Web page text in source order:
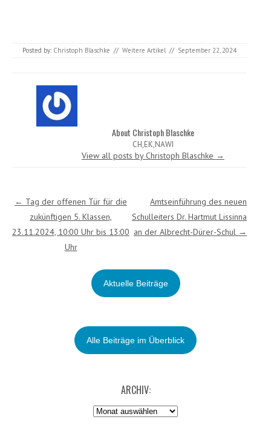
Posted by: Christoph Blaschke // Weitere Artikel // September 22, 2024
About Christoph Blaschke
CH,EK,NAWI
View all posts by Christoph Blaschke →
Post navigation
← Tag der offenen Tür für die
zukünftigen 5. Klassen,
23.11.2024, 10:00 Uhr bis 13:00
Uhr
Amtseinführung des neuen
Schulleiters Dr. Hartmut Lissinna
an der Albrecht-Dürer-Schul →
Aktuelle Beiträge
Alle Beiträge im Überblick
ARCHIV:
Archiv: